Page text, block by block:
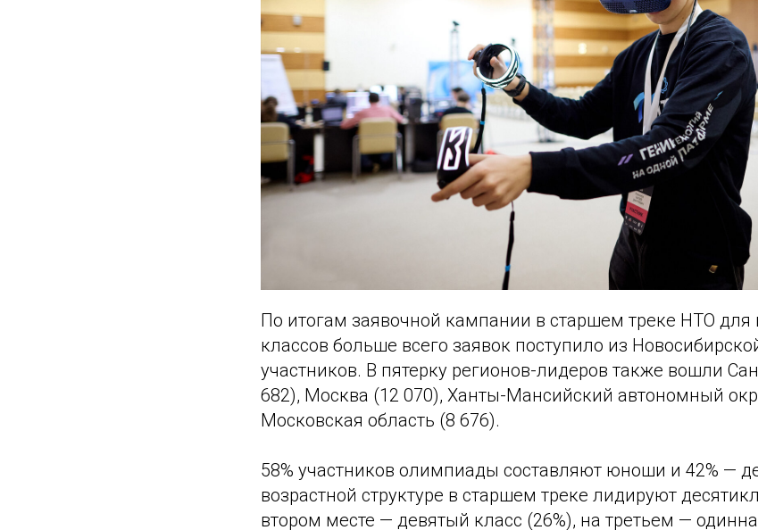
По итогам заявочной кампании в старшем треке НТО для
классов больше всего заявок поступило из
участников. В пятерку регионов-лидеров также вошли
682), Москва (12 070), Ханты-Мансийский автономный
Московская область (8 676).
58% участников олимпиады составляют юноши и 42% —
возрастной структуре в старшем треке лидируют
втором месте — девятый класс (26%), на третьем —